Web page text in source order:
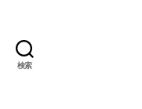
検索